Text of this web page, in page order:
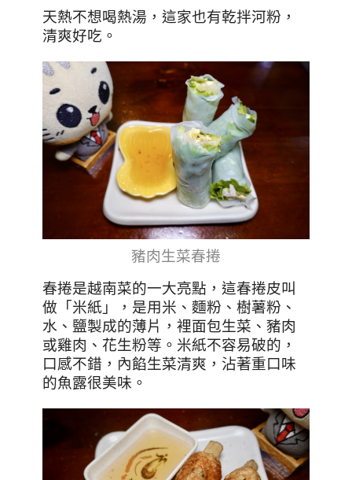
天熱不想喝熱湯，這家也有乾拌河粉，
清爽好吃。
豬肉生菜春捲
春捲是越南菜的一大亮點，這春捲皮叫
做「米紙」，是用米、麵粉、樹薯粉、
水、鹽製成的薄片，裡面包生菜、豬肉
或雞肉、花生粉等。米紙不容易破的，
口感不錯，內餡生菜清爽，沾著重口味
的魚露很美味。